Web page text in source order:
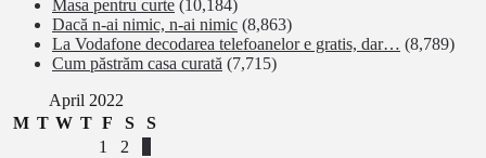
Masa pentru curte (10,184)
Dacă n-ai nimic, n-ai nimic (8,863)
La Vodafone decodarea telefoanelor e gratis, dar… (8,789)
Cum păstrăm casa curată (7,715)
April 2022
M T W T F S
S
1
2